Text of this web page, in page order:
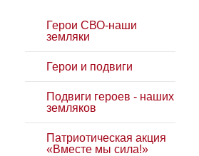
Герои СВО-наши
земляки
Герои и подвиги
Подвиги героев - наших
земляков
Патриотическая акция
«Вместе мы сила!»